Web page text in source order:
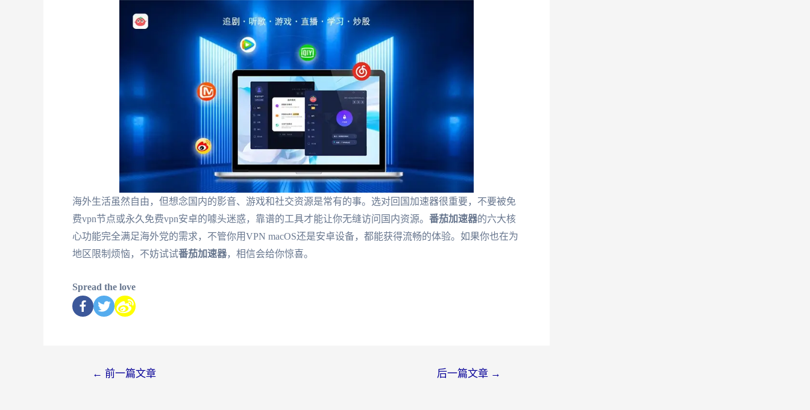
海外生活虽然自由，但想念国内的影音、游戏和社交资源是常有的事。选对回国加速器很重要，不要被免
费vpn节点或永久免费vpn安卓的噱头迷惑，靠谱的工具才能让你无缝访问国内资源。 番茄加速器的六大核
心功能完全满足海外党的需求，不管你用VPN macOS还是安卓设备，都能获得流畅的体验。如果你也在为
地区限制烦恼，不妨试试番茄加速器，相信会给你惊喜。
Spread the love
← 前一篇文章 后一篇文章 →